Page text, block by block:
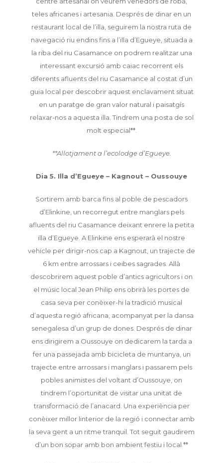
teles africanes i artesania. Després de dinar en un
restaurant local de l’illa, seguirem la nostra ruta de
navegació riu endins fins a l’illa d’Egueye, situada a
la riba del riu Casamance on podrem realitzar una
interessant excursió amb caiac recorrent els
diferents afluents del riu Casamance al costat d’un
guia local per descobrir aquest enclavament situat
en un paratge de gran valor natural i paisatgís
relaxar-nos a aquesta illa. Tindrem una posta de sol
molt especial**.
**Allotjament a l’ecolodge d’Egueye.
Dia 5. Illa d’Egueye – Kagnout – Oussouye
Sortirem amb barca fins al poble de pescadors
d’Elinkine, un recorregut entre manglars pels
afluents del riu Casamance deixant enrere la petita
illa d’Egueye. A Elinkine ens esperarà el nostre
vehicle per dirigir-nos cap a Kagnout, un trajecte de
6 km entre arrossars i ceibes sagrades. Allà
descobrirem aquest poble d’antics agricultors i on
el músic local Jean Philip ens obrirà les portes de
casa seva per conèixer-hi la tradició musical
d’aquesta regió africana, acompanyat per la dansa
senegalesa d’un grup de dones. Després de dinar
ens dirigirem a Oussouye on dedicarem la tarda a
fer una passejada amb bicicleta de muntanya, un
trajecte entre arrossars i manglars i passarem pels
pobles animistes del voltant d’Oussouye, on
tindrem l’oportunitat de visitar una unitat de
transformació de l’anacard. Una experiència per
conèixer millor linterior de la regió i connectar amb
la seva gent a un ritme tranquil. Tot seguit gaudirem
d’un bon sopar amb bon ambient festiu i local.**